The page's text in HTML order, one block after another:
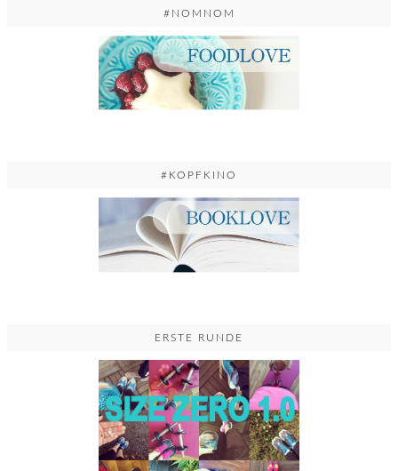
#NOMNOM
#KOPFKINO
ERSTE RUNDE